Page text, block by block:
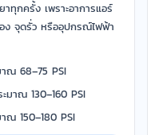
ทุกครั้ง เพราะอาการแอร์
ง จุดรั่ว หรืออุปกรณ์ไฟฟ้า
าณ 68–75 PSI
มาณ 130–160 PSI
ณ 150–180 PSI